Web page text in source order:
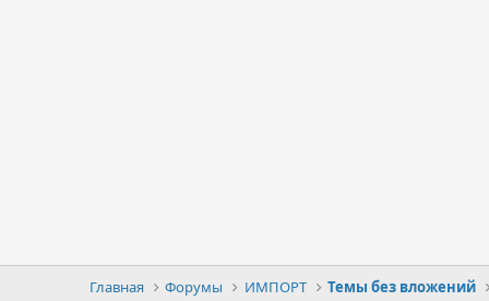
Главная Форумы ИМПОРТ Темы без вложений